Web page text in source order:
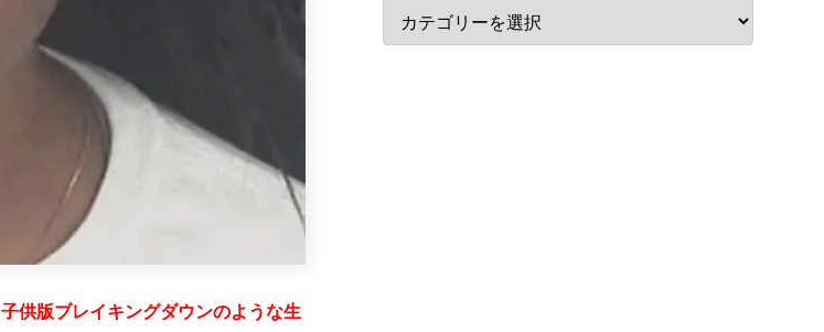
子供版ブレイキングダウンのような生